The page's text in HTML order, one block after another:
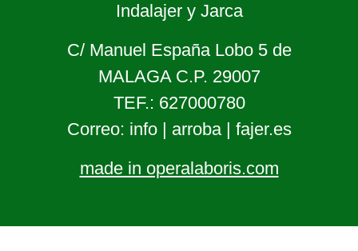
Indalajer y Jarca
C/ Manuel España Lobo 5 de
MALAGA C.P. 29007
TEF.: 627000780
Correo: info | arroba | fajer.es
made in operalaboris.com